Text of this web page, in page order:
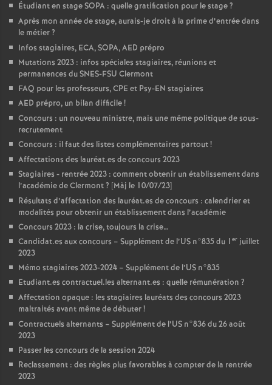
Étudiant en stage SOPA : quelle gratification pour le stage?
Après mon année de stage, aurais-je droit à la prime d’entrée dans
le métier?
Infos stagiaires, ECA, SOPA, AED prépro
Mutations 2023 : infos spéciales stagiaires, réunions et
permanences du SNES-FSU Clermont
FAQ pour les professeurs, CPE et Psy-EN stagiaires
AED prépro, un bilan difficile!
Concours : un nouveau ministre, mais une même politique de sous-
recrutement
Concours : il faut des listes complémentaires partout!
Affectations des lauréat.es de concours 2023
Stagiaires - rentrée 2023 : comment obtenir un établissement dans
l’académie de Clermont? [Màj le 10/07/23]
Résultats d’affectation des lauréat.es de concours : calendrier et
modalités pour obtenir un établissement dans l’académie
Concours 2023 : la crise, toujours la crise…
Candidat.es aux concours – Supplément de l’US n°835 du 1 er juillet
2023
Mémo stagiaires 2023-2024 – Supplément de l’US n°835
Etudiant.es contractuel.les alternant.es : quelle rémunération ?
Affectation opaque : les stagiaires lauréats des concours 2023
maltraités avant même de débuter!
Contractuels alternants – Supplément de l’US n°836 du 26 août
2023
Passer les concours de la session 2024
Reclassement : des règles plus favorables à compter de la rentrée
2023